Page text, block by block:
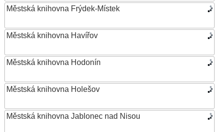
Městská knihovna Frýdek-Místek
Městská knihovna Havířov
Městská knihovna Hodonín
Městská knihovna Holešov
Městská knihovna Jablonec nad Nisou